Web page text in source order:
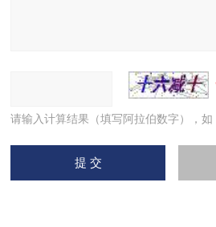
请输入计算结果（填写阿拉伯数字），如